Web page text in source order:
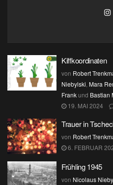
Kiffkoordinaten
von Robert
Niebylski, Mara
Frankund Bastian
19. MAI 2024
Trauer in
von Robert
6. FEBRUAR
Frühling 1945
von Nicolaus